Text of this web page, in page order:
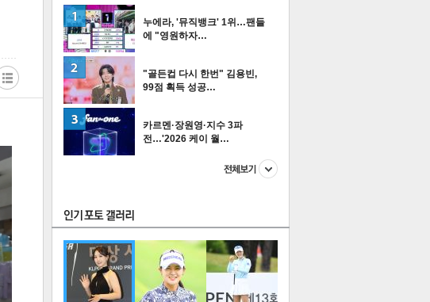
FOCUS
누에라, '뮤직뱅크' 1위…팬들
에 "영원하자…
"골든컵 다시 한번" 김용빈,
99점 획득 성공…
카르멘·장원영·지수 3파
전…'2026 케이 월…